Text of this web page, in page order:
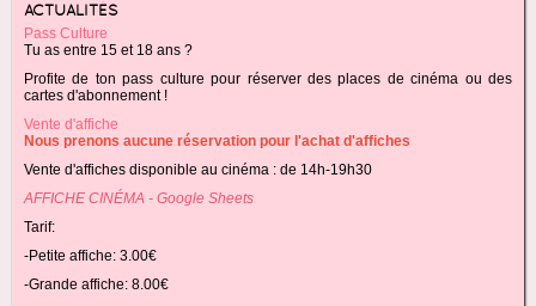
ACTUALITÉS
Pass Culture
Tu as entre 15 et 18 ans ?
Profite de ton pass culture pour réserver des places de cinéma ou des
cartes d'abonnement !
Vente d'affiche
Nous prenons aucune réservation pour l'achat d'affiches
Vente d'affiches disponible au cinéma : de 14h-19h30
AFFICHE CINÉMA - Google Sheets
Tarif:
-Petite affiche: 3.00€
-Grande affiche: 8.00€